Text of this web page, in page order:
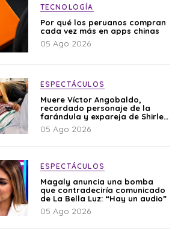
TECNOLOGÍA
Por qué los peruanos compran
cada vez más en apps chinas
05 Ago 2026
ESPECTÁCULOS
Muere Víctor Angobaldo,
recordado personaje de la
farándula y expareja de Shirley
Cherres
05 Ago 2026
ESPECTÁCULOS
Magaly anuncia una bomba
que contradeciría comunicado
de La Bella Luz: “Hay un audio”
05 Ago 2026